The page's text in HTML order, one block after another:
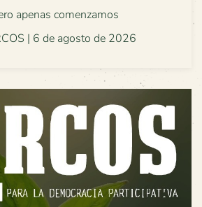
apenas comenzamos
| 6 de agosto de 2026